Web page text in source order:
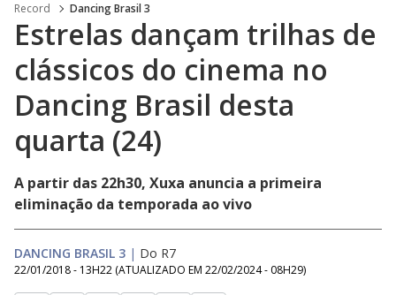
Record Dancing Brasil 3
Estrelas dançam trilhas de
clássicos do cinema no
Dancing Brasil desta
quarta (24)
A partir das 22h30, Xuxa anuncia a primeira
eliminação da temporada ao vivo
DANCING BRASIL 3 | Do R7
22/01/2018 - 13H22 (ATUALIZADO EM 22/02/2024 - 08H29)